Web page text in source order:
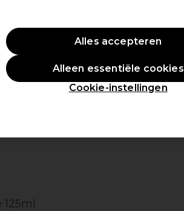
Inspiratie Professionele Awards
Cookie-instellingen
Alleen essentiële cookies
Alles accepteren